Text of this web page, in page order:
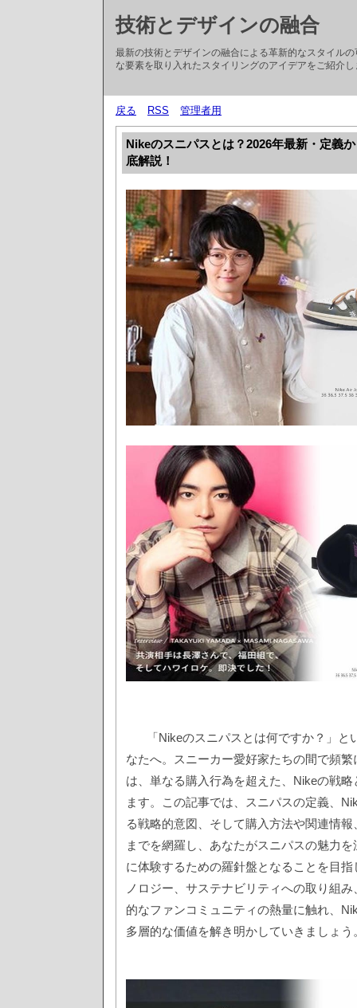
技術とデザインの融合
最新の技術とデザインの融合による革新的なスタイル
な要素を取り入れたスタイリングのアイデアをご紹介し
戻る RSS 管理者用
Nikeのスニパスとは？2026年最新・定義
底解説！
「Nikeのスニパスとは何ですか？」
なたへ。スニーカー愛好家たちの間で頻
は、単なる購入行為を超えた、Nikeの戦
ます。この記事では、スニパスの定義、
る戦略的意図、そして購入方法や関連情
までを網羅し、あなたがスニパスの魅力
に体験するための羅針盤となることを目
ノロジー、サステナビリティへの取り組
的なファンコミュニティの熱量に触れ、
多層的な価値を解き明かしていきましょう